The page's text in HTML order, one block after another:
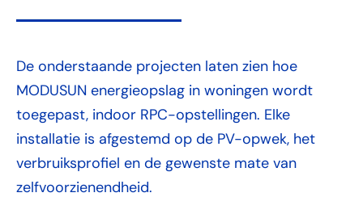
De onderstaande projecten laten zien hoe
MODUSUN energieopslag in woningen wordt
toegepast, indoor RPC-opstellingen. Elke
installatie is afgestemd op de PV-opwek, het
verbruiksprofiel en de gewenste mate van
zelfvoorzienendheid.